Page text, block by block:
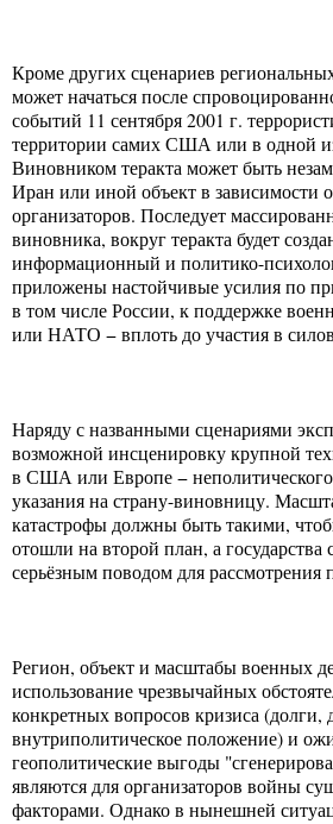
Кроме других сценариев
может начаться после
событий 11 сентября 2001 г.
территории самих США или в одной
Виновником теракта может быть
Иран или иной объект в зависимости
организаторов. Последует
виновника, вокруг теракта будет
информационный и политико-
приложены настойчивые усилия по
в том числе России, к поддержке
или НАТО − вплоть до участия в
Наряду с названными сценариями
возможной инсценировку крупной
в США или Европе − неполитического
указания на страну-виновницу.
катастрофы должны быть такими,
отошли на второй план, а
серьёзным поводом для
Регион, объект и масштабы военных
использование чрезвычайных
конкретных вопросов кризиса (долги,
внутриполитическое положение) и
геополитические выгоды
являются для организаторов войны
факторами. Однако в нынешней